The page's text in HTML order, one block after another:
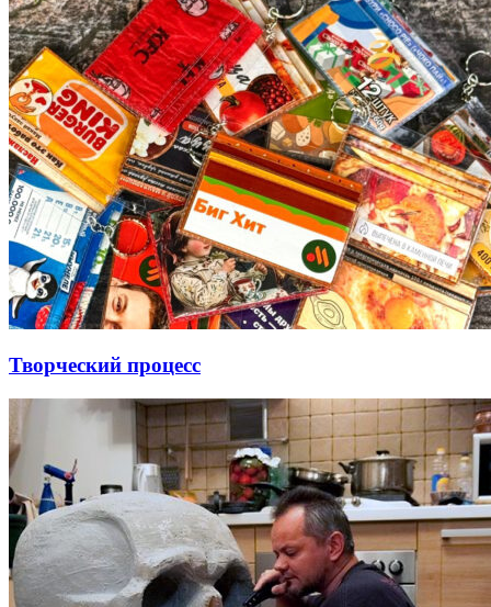
Творческий процесс